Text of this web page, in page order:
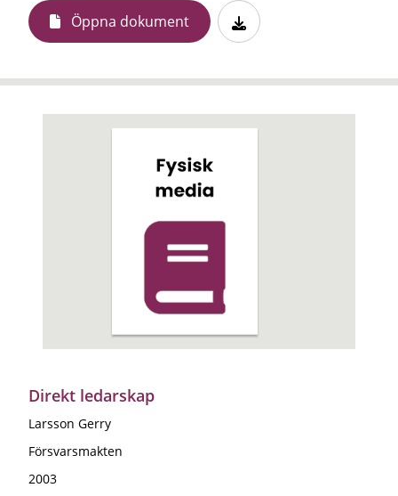
Öppna dokument
Direkt ledarskap
Larsson Gerry
Försvarsmakten
2003